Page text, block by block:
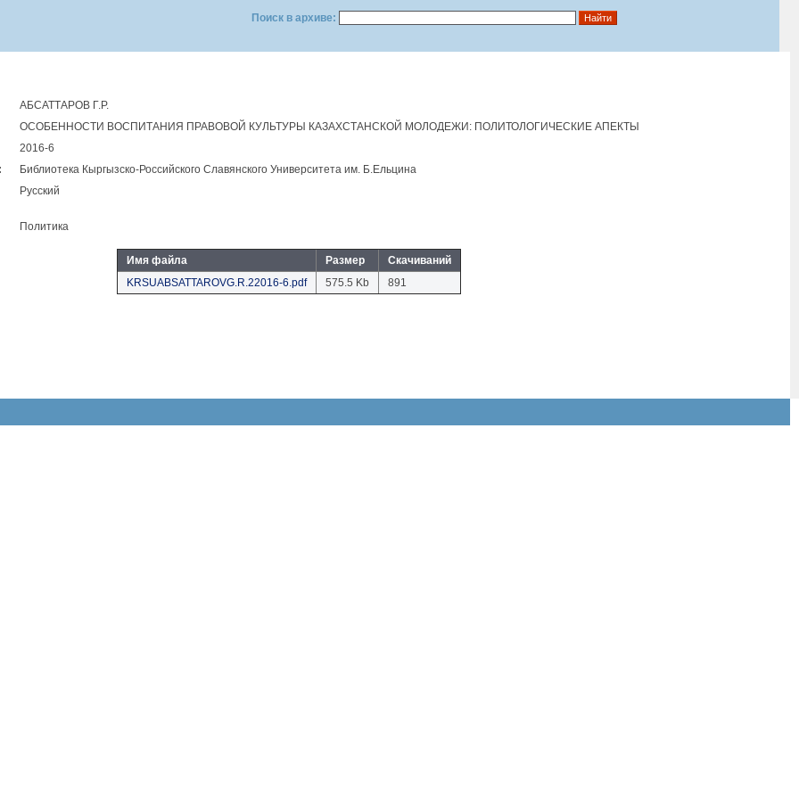
Поиск в архиве:
АБСАТТАРОВ Г.Р.
ОСОБЕННОСТИ ВОСПИТАНИЯ ПРАВОВОЙ КУЛЬТУРЫ КАЗАХСТАНСКОЙ МОЛОДЕЖИ: ПОЛИТОЛОГИЧЕСКИЕ АПЕКТЫ
2016-6
Библиотека Кыргызско-Российского Славянского Университета им. Б.Eльцина
Русский
Политика
Имя файла Размер
Скачиваний
KRSUABSATTAROVG.R.22016-6.pdf
575.5 Kb 891